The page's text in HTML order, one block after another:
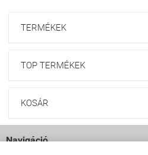
TERMÉKEK
TOP TERMÉKEK
KOSÁR
Navigáció